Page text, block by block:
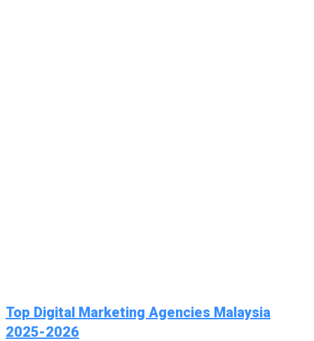
Top Digital Marketing Agencies Malaysia
2025-2026